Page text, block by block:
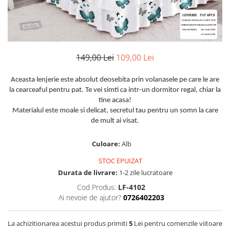
Cearceaf cu elastic
Cearceaf normal
Bumbac Satinat Superior
Bumbac Satinat 3D
Cearceaf cu elastic 4 piese
Cearceaf normal 4 piese
Cearceaf cu elastic 4 piese
Cearceaf normal 6 piese
Cearceaf cu elastic 6 piese
Lenjerii De Pat Cocolino
Cearceaf normal 4 piese
Persoana
Bumbac Tip Finet 5D In Relief - 1
Persoana
Cearceaf cu elastic 4 piese
Set Lenjerie + Draperii 1 Persoana
Lenjerii Bumbac 100% - 1 Persoana
Paturi Cocolino Pentru Copii
Huse De Pat Damasc
Huse De Pat Damasc - 140x200cm
Huse De Pat Damasc - 160x200cm
Huse De Pat Jersey Reiat
Cearceaf Pat + Fețe De Pernă
Huse De Pat Catifea / Topper
Huse De Pat Catifea / Topper -
Huse Din Frotir
Huse De Pat Cocolino
Huse De Pat Cocolino Tricotate
Huse De Pat Tricotate 140x200cm
149,00 Lei 109,00 Lei
Aceasta lenjerie este absolut deosebita prin volanasele pe care le are
la cearceaful pentru pat. Te vei simti ca intr-un dormitor regal, chiar la
tine acasa!
Materialul este moale si delicat, secretul tau pentru un somn la care
de mult ai visat.
Culoare: Alb
STOC EPUIZAT
Durata de livrare: 1-2 zile lucratoare
Cod Produs: LF-4102
Ai nevoie de ajutor? 0726402203
La achizitionarea acestui produs primiti5 Lei pentru comenzile viitoare